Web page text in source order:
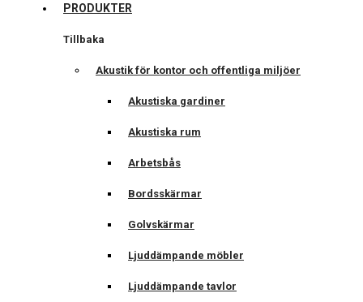
PRODUKTER
Tillbaka
Akustik för kontor och offentliga miljöer
Akustiska gardiner
Akustiska rum
Arbetsbås
Bordsskärmar
Golvskärmar
Ljuddämpande möbler
Ljuddämpande tavlor